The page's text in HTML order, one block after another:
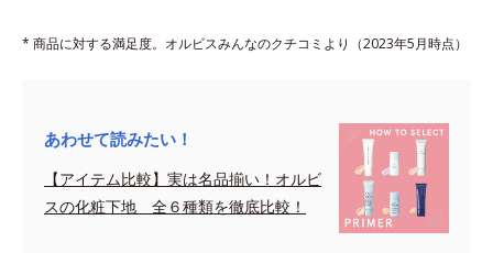
* 商品に対する満足度。オルビスみんなのクチコミより（2023年5月時点）
あわせて読みたい！
【アイテム比較】実は名品揃い！オルビ
スの化粧下地 全６種類を徹底比較！